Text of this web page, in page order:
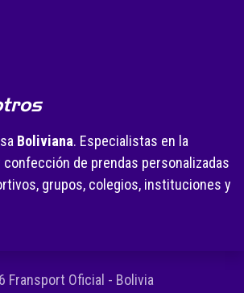
Boliviana. Especialistas en la
de prendas personalizadas
grupos, colegios, instituciones y
Fransport Oficial - Bolivia